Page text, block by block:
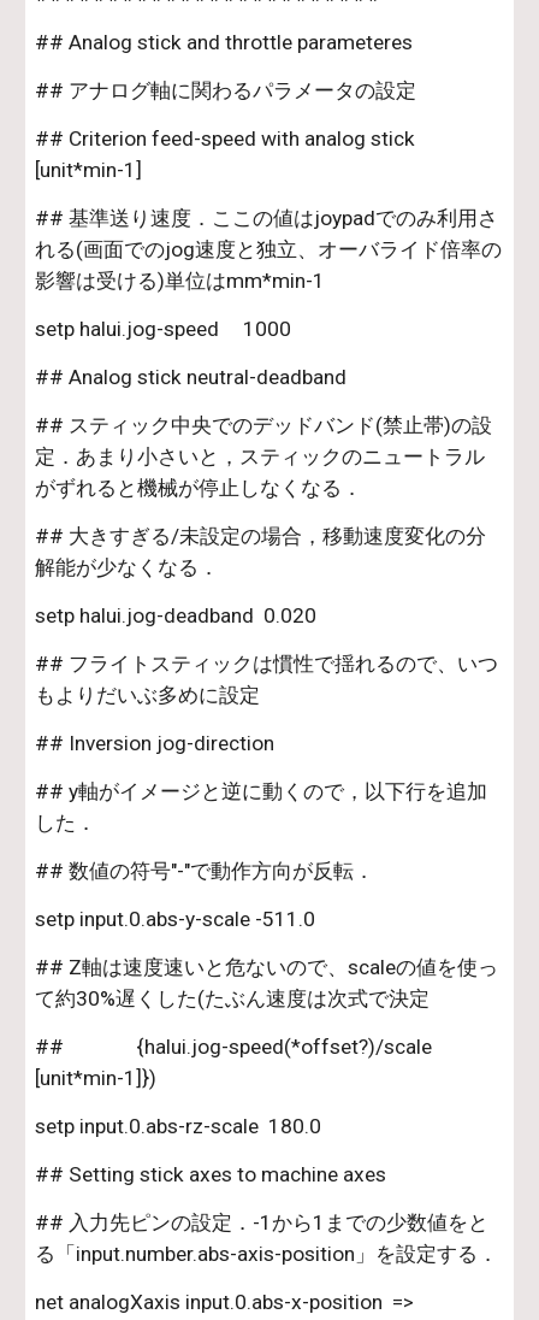
## Analog stick and throttle parameteres
## アナログ軸に関わるパラメータの設定
## Criterion feed-speed with analog stick
[unit*min-1]
## 基準送り速度．ここの値はjoypadでのみ利用さ
れる(画面でのjog速度と独立、オーバライド倍率の
影響は受ける)単位はmm*min-1
setp halui.jog-speed     1000
## Analog stick neutral-deadband
## スティック中央でのデッドバンド(禁止帯)の設
定．あまり小さいと，スティックのニュートラル
がずれると機械が停止しなくなる．
## 大きすぎる/未設定の場合，移動速度変化の分
解能が少なくなる．
setp halui.jog-deadband  0.020
## フライトスティックは慣性で揺れるので、いつ
もよりだいぶ多めに設定
## Inversion jog-direction
## y軸がイメージと逆に動くので，以下行を追加
した．
## 数値の符号"-"で動作方向が反転．
setp input.0.abs-y-scale -511.0
## Z軸は速度速いと危ないので、scaleの値を使っ
て約30%遅くした(たぶん速度は次式で決定
##               {halui.jog-speed(*offset?)/scale
[unit*min-1]})
setp input.0.abs-rz-scale  180.0
## Setting stick axes to machine axes
## 入力先ピンの設定．-1から1までの少数値をと
る「input.number.abs-axis-position」を設定する．
net analogXaxis input.0.abs-x-position  =>